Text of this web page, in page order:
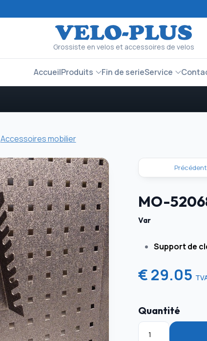
Grossiste en velos et accessoires de velos
AccueilProduits Fin de serieService
Accessoires mobilier
Précédent
MO-
Var
Support de
€ 29.05
Quantité